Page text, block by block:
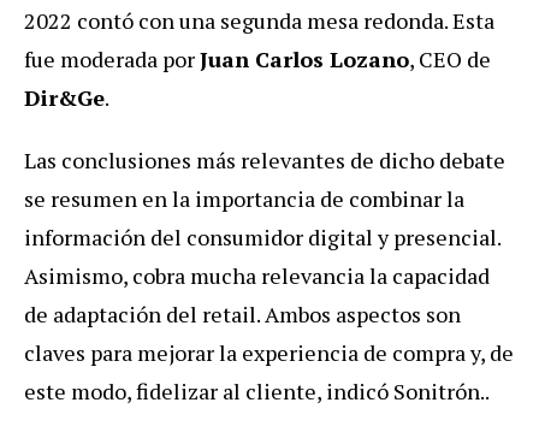
2022 contó con una segunda mesa redonda. Esta
fue moderada porJuan Carlos Lozano, CEO de
Dir&Ge.
Las conclusiones más relevantes de dicho debate
se resumen en la importancia de combinar la
información del consumidor digital y presencial.
Asimismo, cobra mucha relevancia la capacidad
de adaptación del retail. Ambos aspectos son
claves para mejorar la experiencia de compra y, de
este modo, fidelizar al cliente, indicó Sonitrón..